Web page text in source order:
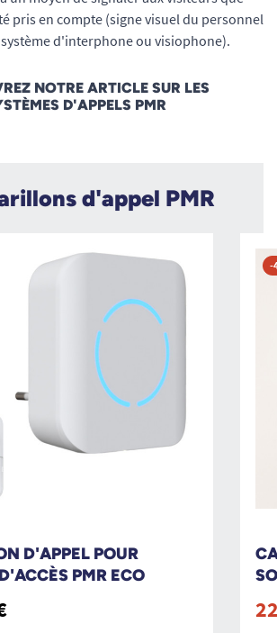
pris en compte (signe visuel du personnel
d'interphone ou visiophone).
NOTRE ARTICLE SUR LES
D'APPELS PMR
d'appel PMR
D'APPEL POUR
PMR ECO
-